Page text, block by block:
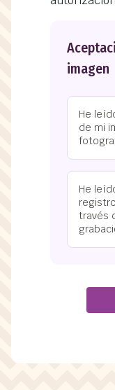
imagen
He
de mi
He
través